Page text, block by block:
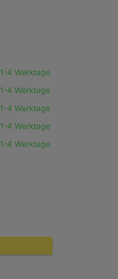
1-4 Werktage
1-4 Werktage
1-4 Werktage
1-4 Werktage
1-4 Werktage